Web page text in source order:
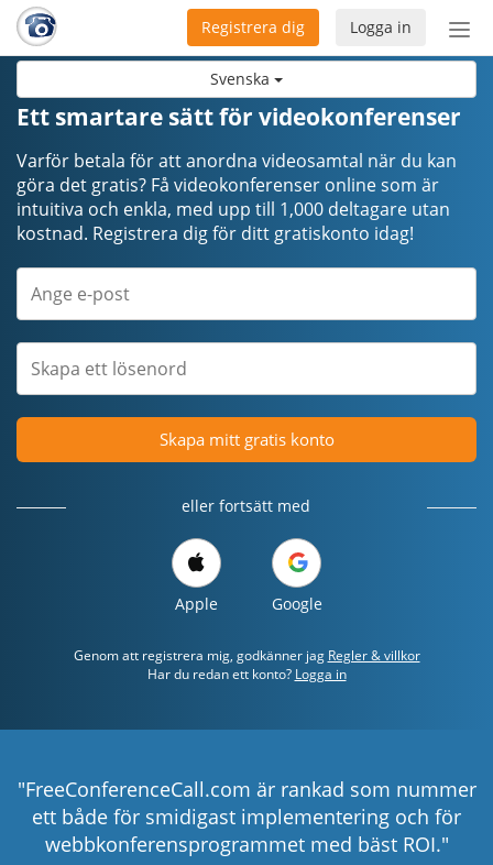
Svenska
Logga in
Registrera dig
Ett smartare sätt för videokonferenser
Varför betala för att anordna videosamtal när du kan
göra det gratis? Få videokonferenser online som är
intuitiva och enkla, med upp till 1,000 deltagare utan
kostnad. Registrera dig för ditt gratiskonto idag!
Skapa mitt gratis konto
eller fortsätt med
Apple Google
Genom att registrera mig, godkänner jag Regler & villkor
Har du redan ett konto? Logga in
"FreeConferenceCall.com är rankad som nummer
ett både för smidigast implementering och för
webbkonferensprogrammet med bäst ROI."